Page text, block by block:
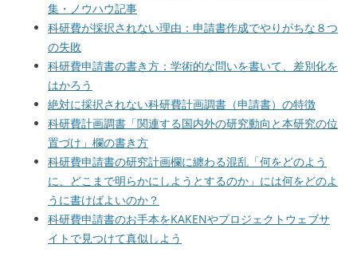
集・ノウハウ記事
科研費が採択されない理由：申請書作成でやりがちな８つ
の失敗
科研費申請書の書き方：学術的な問いを書いて、差別化を
はかろう
絶対に採択されない科研費計画調書（申請書）の特徴
科研費計画調書「関連する国内外の研究動向と本研究の位
置づけ」欄の書き方
科研費申請書の研究計画欄に纏わる混乱「何をどのよう
に、どこまで明らかにしようとするのか」には何をどのよ
うに書けばよいのか？
科研費申請書のお手本をKAKENやプロジェクトウェブサ
イトで見つけて真似しよう